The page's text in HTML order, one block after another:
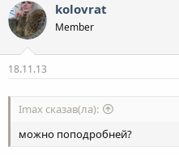
kolovrat
Member
18.11.13
Imax сказав(ла):
можно поподробней?